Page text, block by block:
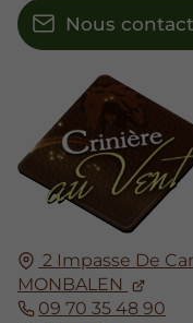
2 Impasse De
MONBALEN
09 70 35 48 90
Nous